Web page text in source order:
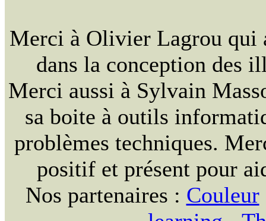
Merci à Olivier Lagrou qui
dans la conception des
Merci aussi à Sylvain
sa boite à outils
problèmes techniques.
positif et présent pour
Nos partenaires : Couleur